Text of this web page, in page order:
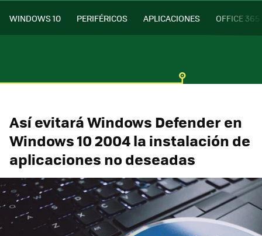
WINDOWS 10 PERIFÉRICOS APLICACIONES OFFICE 365
Así evitará Windows Defender en
Windows 10 2004 la instalación de
aplicaciones no deseadas